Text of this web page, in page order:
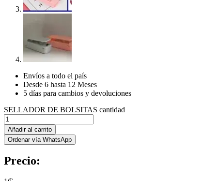
Envíos a todo el país
Desde 6 hasta 12 Meses
5 días para cambios y devoluciones
SELLADOR DE BOLSITAS cantidad
Añadir al carrito
Ordenar vía WhatsApp
Precio: